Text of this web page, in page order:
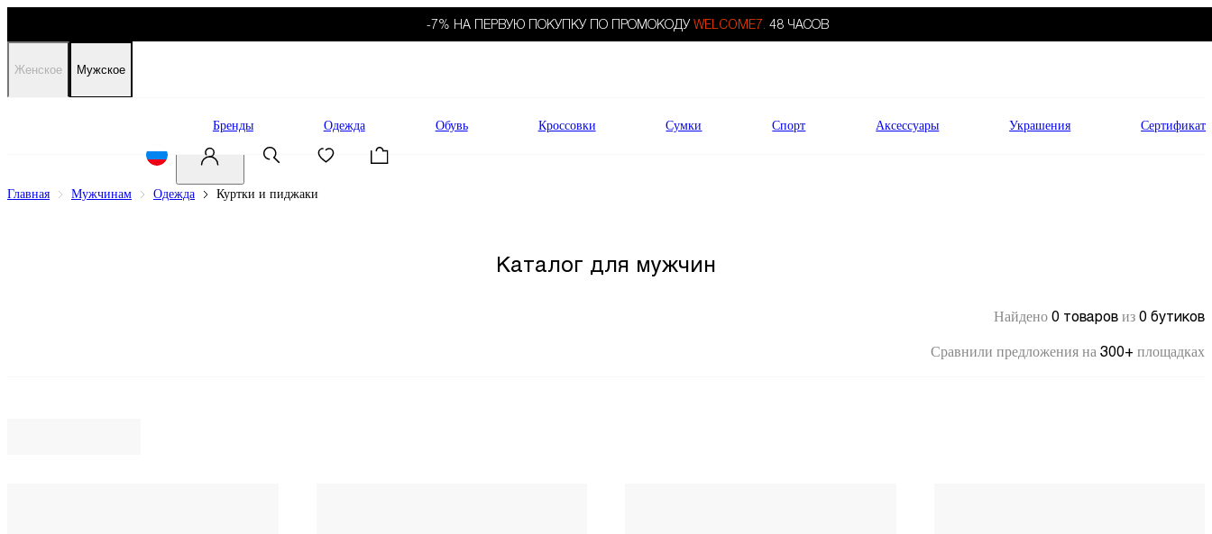
-7% НА ПЕРВУЮ ПОКУПКУ ПО ПРОМОКОДУ WELCOME7. 48 ЧАСОВ
Женское Мужское
Бренды Одежда Обувь Кроссовки Сумки Спорт Аксессуары Украшения Сертификат
Главная Мужчинам Одежда Куртки и пиджаки
Каталог для мужчин
Найдено 0 товаров из 0 бутиков
Сравнили предложения на 300+ площадках